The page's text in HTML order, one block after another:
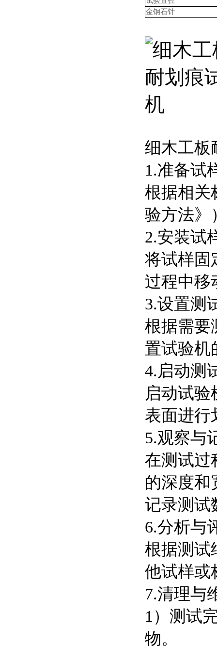
金钢石针
细木工板
1.准备试
根据相关
验方法》
2.安装试
将试样固
过程中移
3.设置测
根据需要
置试验机
4.启动测
启动试
表面进行
5.观察与
在测试过
的深度和
记录测试
6.分析与
根据测试
他试样或
7.清理与
1）测试
物。